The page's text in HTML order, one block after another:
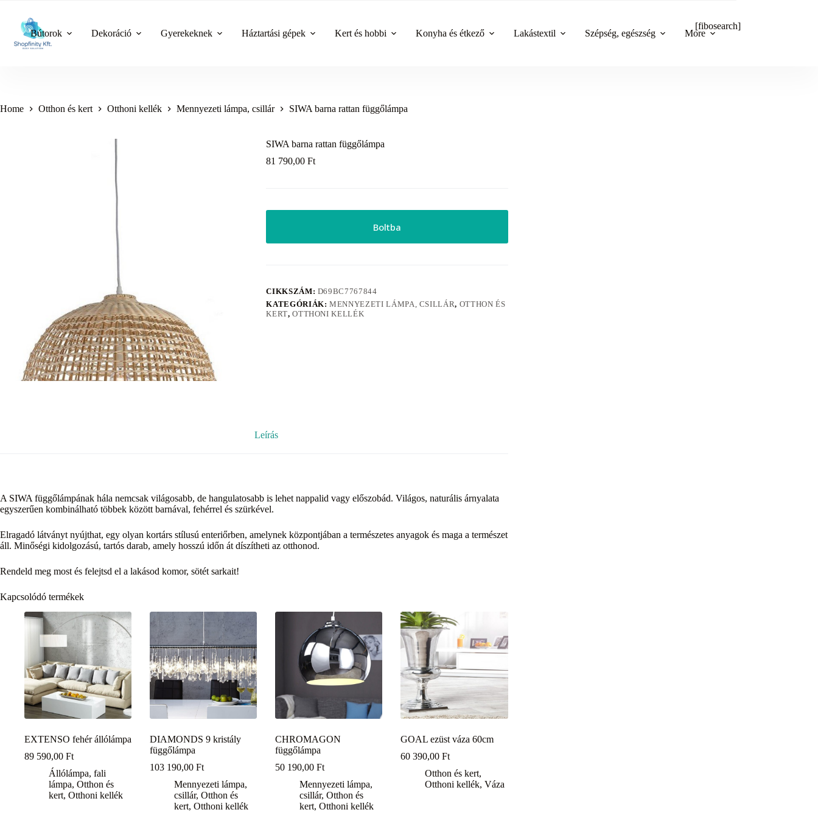
content
Bútorok Dekoráció Gyerekeknek Háztartási gépek Kert és hobbi Konyha és étkező Lakástextil Szépség, egészség More
[fibosearch]
Home Otthon és kert Otthoni kellék Mennyezeti lámpa, csillár SIWA barna rattan függőlámpa
SIWA barna rattan függőlámpa
81 790,00Ft
Boltba
CIKKSZÁM: D69BC7767844
KATEGÓRIÁK:MENNYEZETI LÁMPA, CSILLÁR, OTTHON ÉS
KERT,OTTHONI KELLÉK
Leírás
A SIWA függőlámpának hála nemcsak világosabb, de hangulatosabb is lehet nappalid vagy előszobád. Világos, naturális árnyalata
egyszerűen kombinálható többek között barnával, fehérrel és szürkével.
Elragadó látványt nyújthat, egy olyan kortárs stílusú enteriőrben, amelynek központjában a természetes anyagok és maga a természet
áll. Minőségi kidolgozású, tartós darab, amely hosszú időn át díszítheti az otthonod.
Rendeld meg most és felejtsd el a lakásod komor, sötét sarkait!
Kapcsolódó termékek
EXTENSO fehér állólámpa
89 590,00 Ft
Állólámpa, fali
lámpa, Otthon és
kert, Otthoni kellék
DIAMONDS 9 kristály
függőlámpa
103 190,00Ft
Mennyezeti lámpa,
csillár,Otthon és
kert,Otthoni kellék
CHROMAGON
függőlámpa
50 190,00Ft
Mennyezeti lámpa,
csillár,Otthon és
kert,Otthoni kellék
GOAL ezüst váza 60cm
60 390,00Ft
Otthon és kert,
Otthoni kellék,Váza